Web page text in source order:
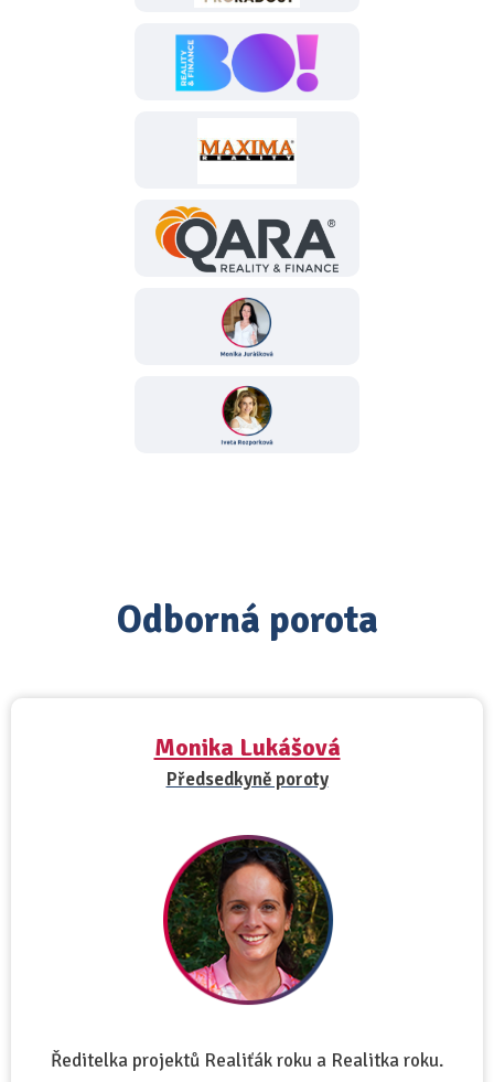
Odborná porota
Monika Lukášová
Předsedkyně poroty
Ředitelka projektů Realiťák roku a Realitka roku.